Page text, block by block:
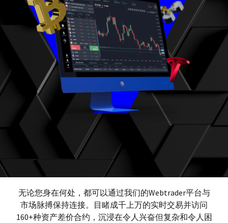
无论您身在何处，都可以通过我们的Webtrader平台与
市场脉搏保持连接。目睹成千上万的实时交易并访问
160+种资产差价合约，沉浸在令人兴奋但复杂和令人困